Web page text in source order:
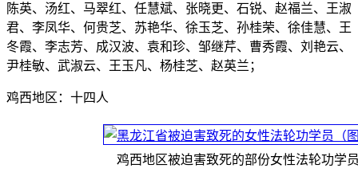
陈英、汤红、马翠红、任慧斌、张晓更、石锐、赵福兰、王淑
君、李凤华、何贵芝、苏艳华、徐玉芝、孙桂荣、徐佳慧、王
冬霞、李志芳、成汉波、袁和珍、邹继芹、曹秀霞、刘艳云、
尹桂敏、武淑云、王玉凡、杨桂芝、赵英兰；
鸡西地区：十四人
鸡西地区被迫害致死的部份女性法轮功学